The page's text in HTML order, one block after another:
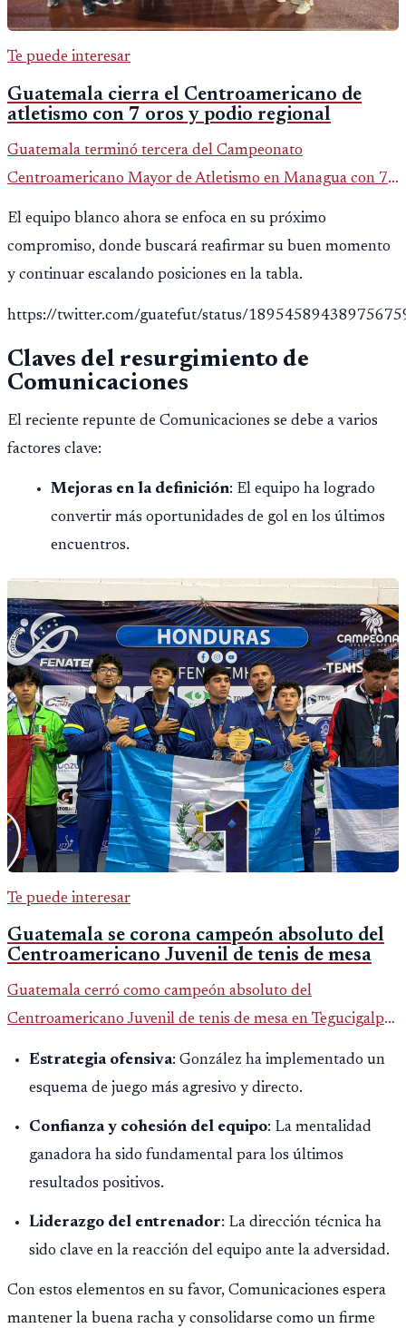
Te puede interesar
Guatemala cierra el Centroamericano de
atletismo con 7 oros y podio regional
Guatemala terminó tercera del Campeonato
Centroamericano Mayor de Atletismo en Managua con 7
oros, 5 platas y 2 bronces, según la publicación oficial de
El equipo blanco ahora se enfoca en su próximo
compromiso, donde buscará reafirmar su buen momento
y continuar escalando posiciones en la tabla.
https://twitter.com/guatefut/status/
Claves del resurgimiento de
Comunicaciones
El reciente repunte de Comunicaciones se debe a varios
factores clave:
Mejoras en la definición: El equipo ha logrado
convertir más oportunidades de gol en los últimos
encuentros.
Te puede interesar
Guatemala se corona campeón absoluto del
Centroamericano Juvenil de tenis de mesa
Guatemala cerró como campeón absoluto del
Centroamericano Juvenil de tenis de mesa en Tegucigalpa
Estrategia ofensiva: González ha implementado un
esquema de juego más agresivo y directo.
Confianza y cohesión del equipo: La mentalidad
ganadora ha sido fundamental para los últimos
resultados positivos.
Liderazgo del entrenador: La dirección técnica ha
sido clave en la reacción del equipo ante la adversidad.
Con estos elementos en su favor, Comunicaciones espera
mantener la buena racha y consolidarse como un firme